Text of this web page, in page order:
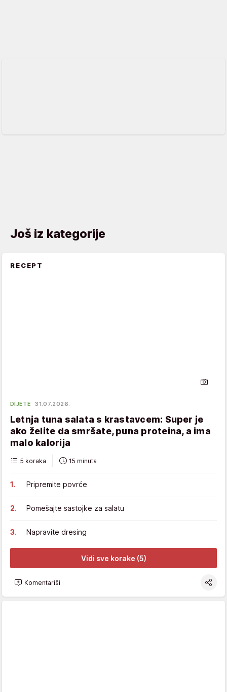
Još iz kategorije
RECEPT
DIJETE 31.07.2026.
Letnja tuna salata s krastavcem: Super je
ako želite da smršate, puna proteina, a ima
malo kalorija
5 koraka 15 minuta
Pripremite povrće
Pomešajte sastojke za salatu
Napravite dresing
Vidi sve korake (5)
Komentariši